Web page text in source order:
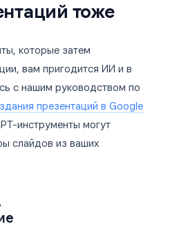
тоже
которые затем
вам пригодится ИИ и в
с нашим руководством по
презентаций в Google
инструменты могут
слайдов из ваших